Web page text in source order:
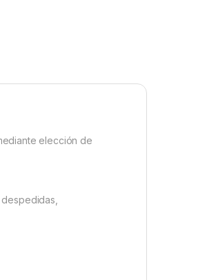
elección de